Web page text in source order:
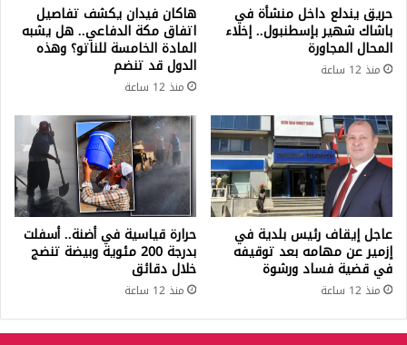
حريق يندلع داخل منشأة في
باشاك شهير بإسطنبول.. إخلاء
المحال المجاورة
منذ 12 ساعة
هاكان فيدان يكشف تفاصيل
اتفاق مكة الدفاعي.. هل يشبه
المادة الخامسة للناتو؟ وهذه
الدول قد تنضم
منذ 12 ساعة
عاجل إيقاف رئيس بلدية في
إزمير عن مهامه بعد توقيفه
في قضية فساد ورشوة
منذ 12 ساعة
حرارة قياسية في أضنة.. أسفلت
بدرجة 200 مئوية وبيضة تنضج
خلال دقائق
منذ 12 ساعة